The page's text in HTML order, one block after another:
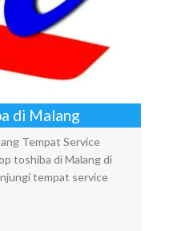
di Malang
Tempat Service
toshiba di Malang di
tempat service